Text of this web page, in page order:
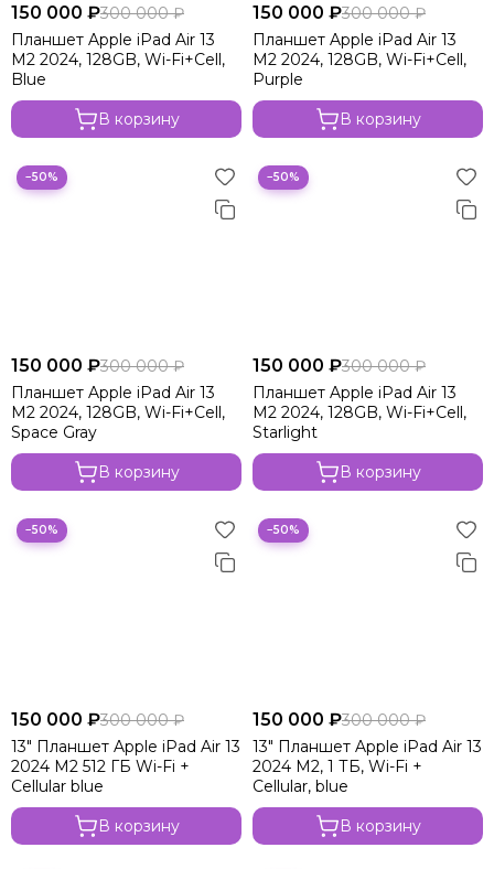
Apple iPad Pro 11 2024 M4 Wi-Fi
Apple iPad Pro 11 M4 2024 Wi-Fi+Cell
Apple iPad Pro 13 2024 M4
Apple iPad Air 11 2024 M2 Wi-Fi
Apple iPad Air 11 M2 Wi-Fi+Cell
Apple iPad Air 13 M2 2024 Wi-Fi+Cell
150 000 ₽300 000 ₽
Планшет Apple iPad Air 13
M2 2024, 128GB, Wi-Fi+Cell,
Blue
В корзину
150 000 ₽300 000 ₽
Планшет Apple iPad Air 13
M2 2024, 128GB, Wi-Fi+Cell,
Purple
В корзину
−50%
150 000 ₽300 000 ₽
Планшет Apple iPad Air 13
M2 2024, 128GB, Wi-Fi+Cell,
Space Gray
В корзину
−50%
150 000 ₽300 000 ₽
Планшет Apple iPad Air 13
M2 2024, 128GB, Wi-Fi+Cell,
Starlight
В корзину
−50%
150 000 ₽300 000 ₽
13" Планшет Apple iPad Air 13
2024 M2 512 ГБ Wi-Fi +
Cellular blue
В корзину
−50%
150 000 ₽300 000 ₽
13" Планшет Apple iPad Air 13
2024 M2, 1 ТБ, Wi-Fi +
Cellular, blue
В корзину